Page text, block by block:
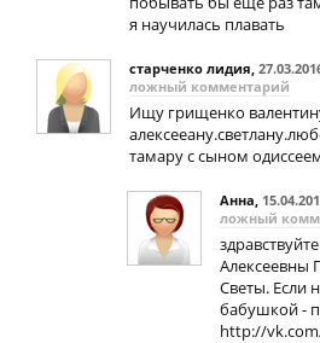
я научилась плавать
старченко лидия,
ложный комментарий
Ищу грищенко
тамару с сыном
Анна,
ложный
Алексеевны
Светы. Если
бабушкой -
http://